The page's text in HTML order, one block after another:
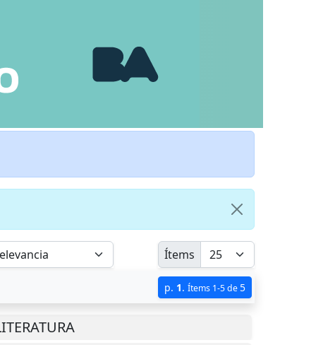
Ítems
p. 1. Ítems 1-5 de 5